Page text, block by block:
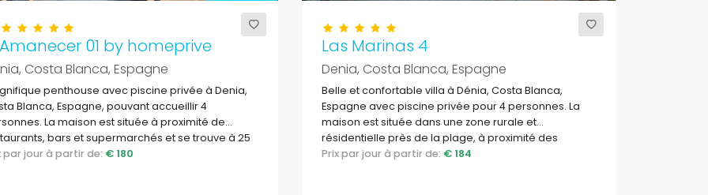
01 by homeprive
Costa Blanca, Espagne
penthouse avec piscine privée à Denia,
Blanca, Espagne, pouvant accueillir 4
La maison est située à proximité de
bars et supermarchés et se trouve à 25
accès direct à la plage.
par jour à partir de: € 180
Las Marinas 4
Denia, Costa Blanca, Espagne
Belle et confortable villa à Dénia, Costa Blanca,
Espagne avec piscine privée pour 4 personnes. La
maison est située dans une zone rurale et
résidentielle près de la plage, à proximité des
restaurants et bars, à 500 m de la plage Las Marinas,
Prix par jour à partir de: € 184